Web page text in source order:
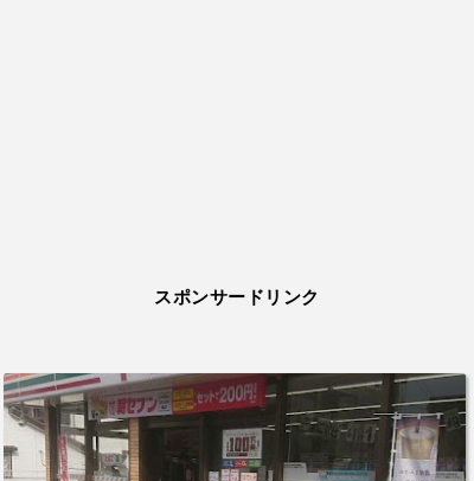
スポンサードリンク